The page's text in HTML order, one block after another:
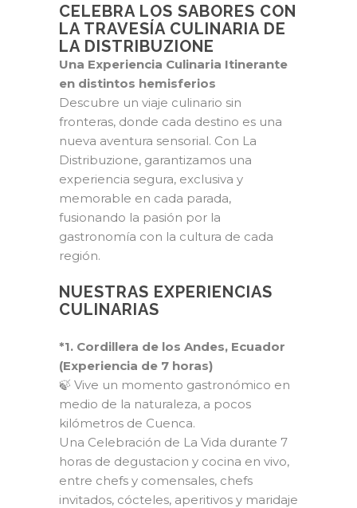
CELEBRA LOS SABORES CON
LA TRAVESÍA CULINARIA DE
LA DISTRIBUZIONE
Una Experiencia Culinaria Itinerante
en distintos hemisferios
Descubre un viaje culinario sin
fronteras, donde cada destino es una
nueva aventura sensorial. Con La
Distribuzione, garantizamos una
experiencia segura, exclusiva y
memorable en cada parada,
fusionando la pasión por la
gastronomía con la cultura de cada
región.
NUESTRAS EXPERIENCIAS
CULINARIAS
*1. Cordillera de los Andes, Ecuador
(Experiencia de 7 horas)
🍃 Vive un momento gastronómico en
medio de la naturaleza, a pocos
kilómetros de Cuenca.
Una Celebración de La Vida durante 7
horas de degustacion y cocina en vivo,
entre chefs y comensales, chefs
invitados, cócteles, aperitivos y maridaje